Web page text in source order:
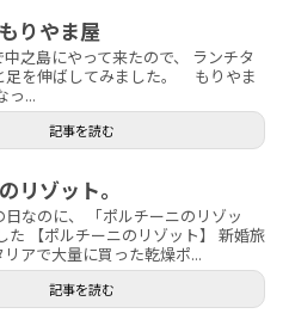
りやま屋
之島にやって来たので、 ランチタ
足を伸ばしてみました。 もりやま
っ...
記事を読む
リゾット。
日なのに、 「ポルチーニのリゾッ
た 【ポルチーニのリゾット】 新婚旅
アで大量に買った乾燥ポ...
記事を読む